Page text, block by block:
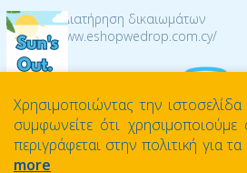
© 2026 Διατήρηση δικαιωμάτων
https://www.eshopwedrop.com.cy/
Χρησιμοποιώντας την
συμφωνείτε ότι
περιγράφεται στην πολιτική για
more